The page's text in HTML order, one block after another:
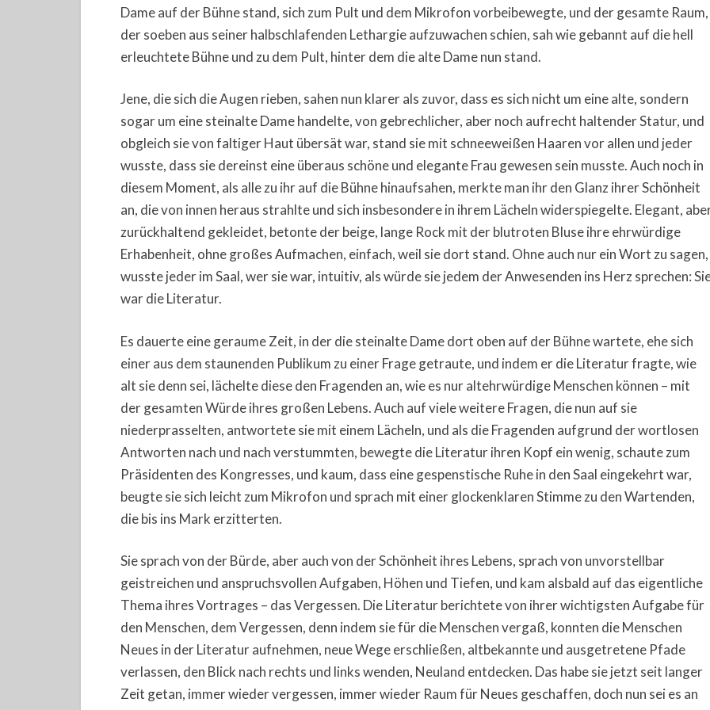
Dame auf der Bühne stand, sich zum Pult und dem Mikrofon vorbeibewegte, und der gesamte Raum,
der soeben aus seiner halbschlafenden Lethargie aufzuwachen schien, sah wie gebannt auf die hell
erleuchtete Bühne und zu dem Pult, hinter dem die alte Dame nun stand.
Jene, die sich die Augen rieben, sahen nun klarer als zuvor, dass es sich nicht um eine alte, sondern
sogar um eine steinalte Dame handelte, von gebrechlicher, aber noch aufrecht haltender Statur, und
obgleich sie von faltiger Haut übersät war, stand sie mit schneeweißen Haaren vor allen und jeder
wusste, dass sie dereinst eine überaus schöne und elegante Frau gewesen sein musste. Auch noch in
diesem Moment, als alle zu ihr auf die Bühne hinaufsahen, merkte man ihr den Glanz ihrer Schönheit
an, die von innen heraus strahlte und sich insbesondere in ihrem Lächeln widerspiegelte. Elegant,
zurückhaltend gekleidet, betonte der beige, lange Rock mit der blutroten Bluse ihre ehrwürdige
Erhabenheit, ohne großes Aufmachen, einfach, weil sie dort stand. Ohne auch nur ein Wort zu sagen,
wusste jeder im Saal, wer sie war, intuitiv, als würde sie jedem der Anwesenden ins Herz sprechen:
war die Literatur.
Es dauerte eine geraume Zeit, in der die steinalte Dame dort oben auf der Bühne wartete, ehe sich
einer aus dem staunenden Publikum zu einer Frage getraute, und indem er die Literatur fragte, wie
alt sie denn sei, lächelte diese den Fragenden an, wie es nur altehrwürdige Menschen können – mit
der gesamten Würde ihres großen Lebens. Auch auf viele weitere Fragen, die nun auf sie
niederprasselten, antwortete sie mit einem Lächeln, und als die Fragenden aufgrund der wortlosen
Antworten nach und nach verstummten, bewegte die Literatur ihren Kopf ein wenig, schaute zum
Präsidenten des Kongresses, und kaum, dass eine gespenstische Ruhe in den Saal eingekehrt war,
beugte sie sich leicht zum Mikrofon und sprach mit einer glockenklaren Stimme zu den Wartenden,
die bis ins Mark erzitterten.
Sie sprach von der Bürde, aber auch von der Schönheit ihres Lebens, sprach von unvorstellbar
geistreichen und anspruchsvollen Aufgaben, Höhen und Tiefen, und kam alsbald auf das eigentliche
Thema ihres Vortrages – das Vergessen. Die Literatur berichtete von ihrer wichtigsten Aufgabe für
den Menschen, dem Vergessen, denn indem sie für die Menschen vergaß, konnten die Menschen
Neues in der Literatur aufnehmen, neue Wege erschließen, altbekannte und ausgetretene Pfade
verlassen, den Blick nach rechts und links wenden, Neuland entdecken. Das habe sie jetzt seit langer
Zeit getan, immer wieder vergessen, immer wieder Raum für Neues geschaffen, doch nun sei es an